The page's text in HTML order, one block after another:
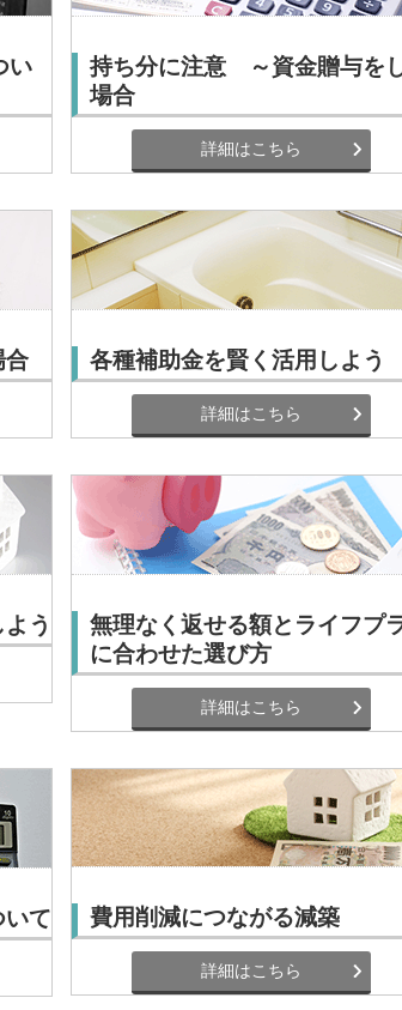
い
持ち分に注意 ～資金贈与を
場合
詳細はこちら
合 各種補助金を賢く活用しよう
詳細はこちら
う
無理なく返せる額とライフプ
に合わせた選び方
詳細はこちら
いて 費用削減につながる減築
詳細はこちら